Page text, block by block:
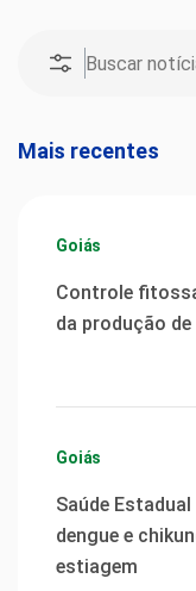
Mais recentes
Goiás
Controle
da produção
Goiás
Saúde
dengue e
estiagem